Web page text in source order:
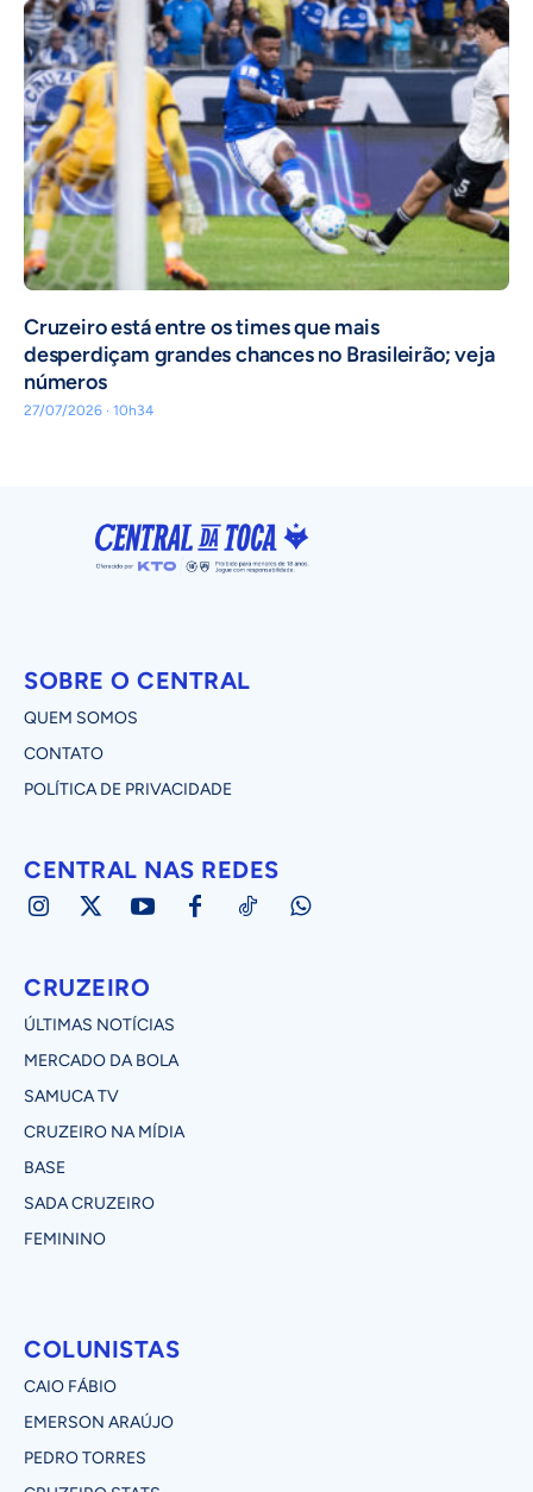
Cruzeiro está entre os times que mais
desperdiçam grandes chances no Brasileirão; veja
números
27/07/2026 · 10h34
SOBRE O CENTRAL
QUEM SOMOS
CONTATO
POLÍTICA DE PRIVACIDADE
CENTRAL NAS REDES
CRUZEIRO
ÚLTIMAS NOTÍCIAS
MERCADO DA BOLA
SAMUCA TV
CRUZEIRO NA MÍDIA
BASE
SADA CRUZEIRO
FEMININO
COLUNISTAS
CAIO FÁBIO
EMERSON ARAÚJO
PEDRO TORRES